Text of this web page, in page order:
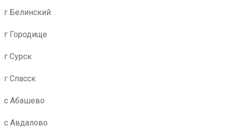
г Белинский
г Городище
г Сурск
г Спасск
с Абашево
с Авдалово